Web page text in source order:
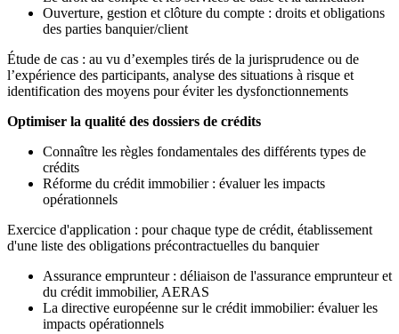
Ouverture, gestion et clôture du compte : droits et obligations
des parties banquier/client
Étude de cas : au vu d’exemples tirés de la jurisprudence ou de
l’expérience des participants, analyse des situations à risque et
identification des moyens pour éviter les dysfonctionnements
Optimiser la qualité des dossiers de crédits
Connaître les règles fondamentales des différents types de
crédits
Réforme du crédit immobilier : évaluer les impacts
opérationnels
Exercice d'application : pour chaque type de crédit, établissement
d'une liste des obligations précontractuelles du banquier
Assurance emprunteur : déliaison de l'assurance emprunteur et
du crédit immobilier, AERAS
La directive européenne sur le crédit immobilier: évaluer les
impacts opérationnels